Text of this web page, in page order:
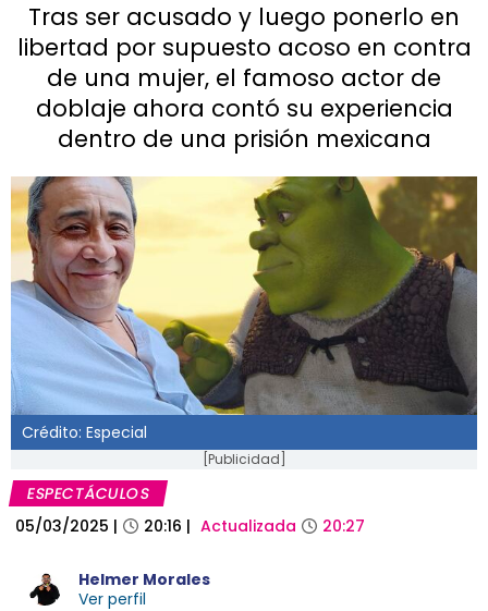
Tras ser acusado y luego ponerlo en
libertad por supuesto acoso en contra
de una mujer, el famoso actor de
doblaje ahora contó su experiencia
dentro de una prisión mexicana
Crédito: Especial
[Publicidad]
ESPECTÁCULOS
05/03/2025 | 20:16 | Actualizada 20:27
Helmer Morales
Ver perfil